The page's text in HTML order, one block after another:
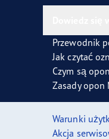
Przewodnik
Jak czytać
Czym są
Zasady opon
Warunki
Akcja